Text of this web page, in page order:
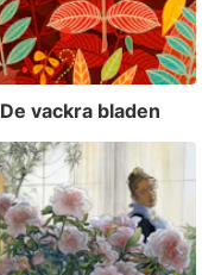
De vackra bladen